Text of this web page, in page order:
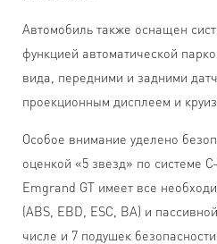
Автомобиль также оснащен
функцией автоматической
вида, передними и задними
проекционным дисплеем и
Особое внимание уделено
оценкой «5 звезд» по системе
Emgrand GT имеет все
(ABS, EBD, ESC, BA) и
числе и 7 подушек